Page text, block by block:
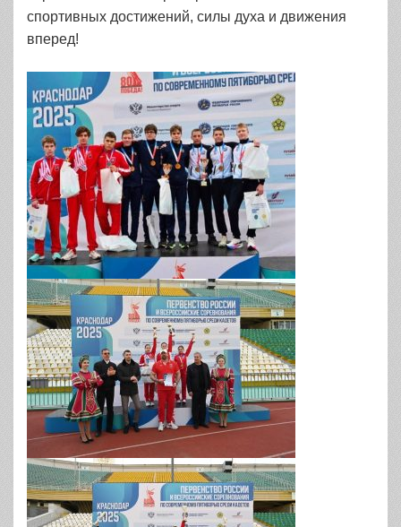
спортивных достижений, силы духа и движения
вперед!